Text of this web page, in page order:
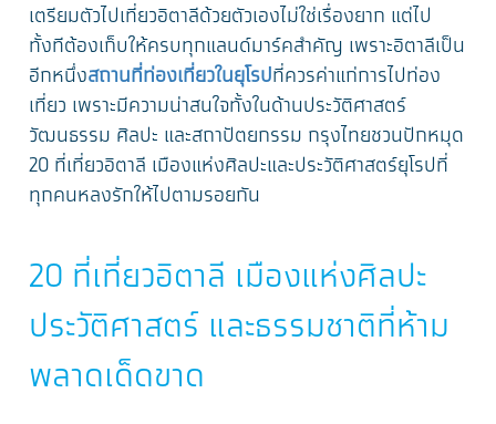
เตรียมตัวไปเที่ยวอิตาลีด้วยตัวเองไม่ใช่เรื่องยาก แต่ไป
ทั้งทีต้องเก็บให้ครบทุกแลนด์มาร์คสำคัญ เพราะอิตาลีเป็น
อีกหนึ่งสถานที่ท่องเที่ยวในยุโรปที่ควรค่าแก่การไปท่อง
เที่ยว เพราะมีความน่าสนใจทั้งในด้านประวัติศาสตร์
วัฒนธรรม ศิลปะ และสถาปัตยกรรม กรุงไทยชวนปักหมุด
20 ที่เที่ยวอิตาลี เมืองแห่งศิลปะและประวัติศาสตร์ยุโรปที่
ทุกคนหลงรักให้ไปตามรอยกัน
20 ที่เที่ยวอิตาลี เมืองแห่งศิลปะ
ประวัติศาสตร์ และธรรมชาติที่ห้าม
พลาดเด็ดขาด